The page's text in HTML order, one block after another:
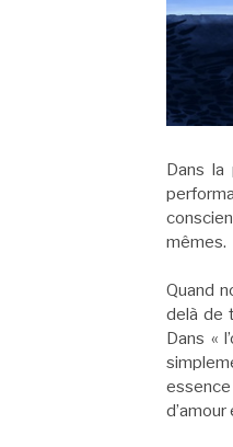
Dans
mêmes.
Quand
delà de
Dans «
essence
d’amour